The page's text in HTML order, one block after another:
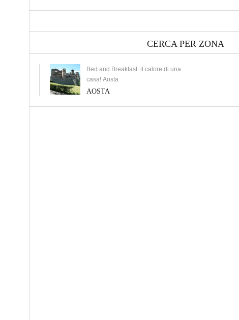
CERCA PER ZONA
Bed and Breakfast: il calore di una
casa! Aosta
AOSTA